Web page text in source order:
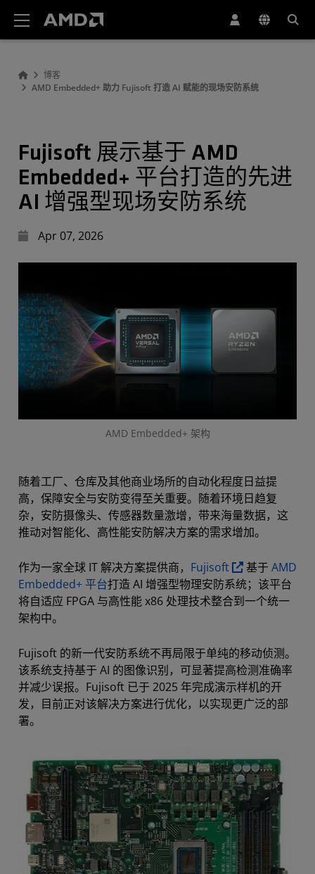
博客
AMD Embedded+ 助力 Fujisoft 打造 AI 赋能的现场安防系统
Fujisoft 展示基于 AMD
Embedded+ 平台打造的先进
AI 增强型现场安防系统
Apr 07, 2026
AMD Embedded+ 架构
随着工厂、仓库及其他商业场所的自动化程度日益提
高，保障安全与安防变得至关重要。随着环境日趋复
杂，安防摄像头、传感器数量激增，带来海量数据，这
推动对智能化、高性能安防解决方案的需求增加。
作为一家全球 IT 解决方案提供商， Fujisoft 基于 AMD
Embedded+ 平台打造 AI 增强型物理安防系统；该平台
将自适应 FPGA 与高性能 x86 处理技术整合到一个统一
架构中。
Fujisoft 的新一代安防系统不再局限于单纯的移动侦测。
该系统支持基于 AI 的图像识别，可显著提高检测准确率
并减少误报。Fujisoft 已于 2025 年完成演示样机的开
发，目前正对该解决方案进行优化，以实现更广泛的部
署。